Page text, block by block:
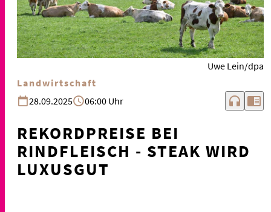
Uwe Lein/dpa
Landwirtschaft
28.09.2025
06:00 Uhr headphones chrome_reader_mode
REKORDPREISE BEI
RINDFLEISCH - STEAK WIRD
LUXUSGUT